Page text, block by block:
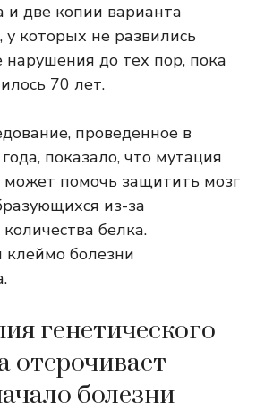
и две копии варианта
у которых не развились
нарушения до тех пор, пока
70 лет.
проведенное в
показало, что мутация
может помочь защитить мозг
из-за
белка.
клеймо болезни
генетического
отсрочивает
болезни